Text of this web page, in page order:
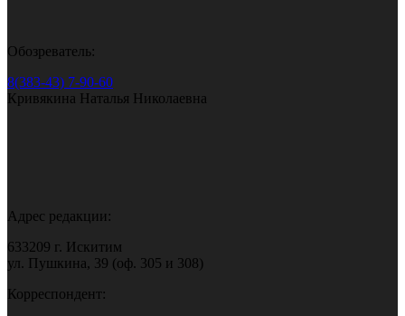
Обозреватель:
8(383-43) 7-90-60
Кривякина Наталья Николаевна
Адрес редакции:
633209 г. Искитим
ул. Пушкина, 39 (оф. 305 и 308)
Корреспондент: